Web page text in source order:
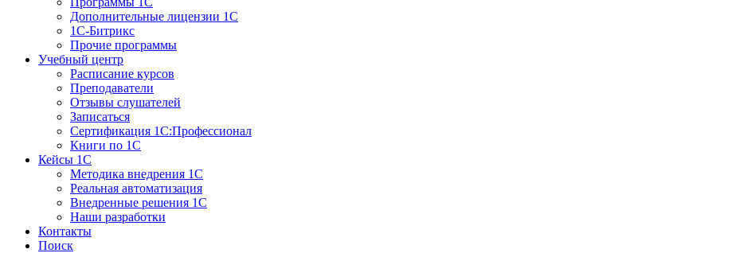
Дополнительные лицензии 1С
1С-Битрикс
Прочие программы
Учебный центр
Расписание курсов
Преподаватели
Отзывы слушателей
Записаться
Сертификация 1С:Профессионал
Книги по 1С
Кейсы 1С
Методика внедрения 1С
Реальная автоматизация
Внедренные решения 1С
Наши разработки
Контакты
Поиск